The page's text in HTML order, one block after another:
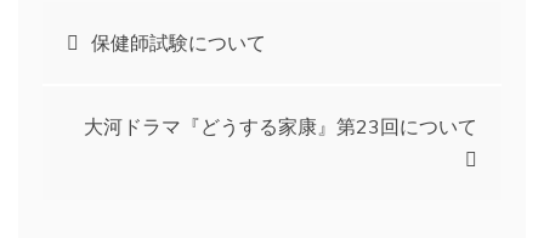
投 保健師試験について
大河ドラマ『どうする家康』第23回について